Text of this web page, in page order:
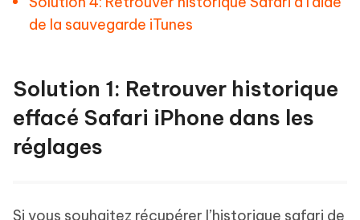
de la sauvegarde iTunes
Solution 1: Retrouver historique
effacé Safari iPhone dans les
réglages
Si vous souhaitez récupérer l’historique safari de